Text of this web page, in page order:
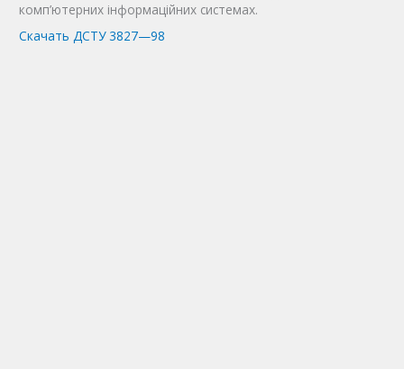
комп’ютерних інформаційних системах.
Скачать ДСТУ 3827—98